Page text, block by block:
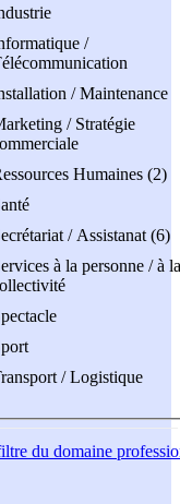
/
/ Maintenance
/ Stratégie
Humaines (2)
/ Assistanat (6)
à la personne / à la
/ Logistique
du domaine